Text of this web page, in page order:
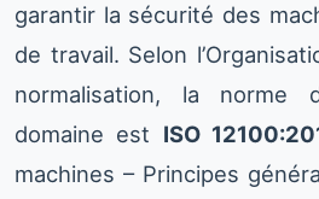
garantir la sécurité des
de travail. Selon
normalisation, la
domaine est ISO
machines – Principes